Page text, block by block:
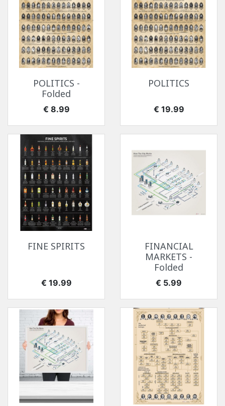
POLITICS -
Folded
价格
€ 8.99
POLITICS
价格
€ 19.99
FINE SPIRITS
价格
€ 19.99
FINANCIAL
MARKETS -
Folded
价格
€ 5.99